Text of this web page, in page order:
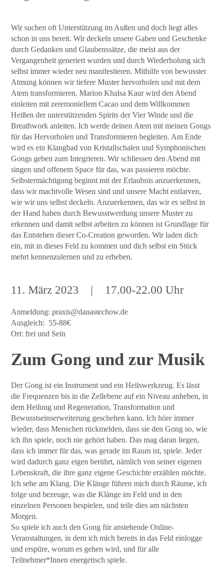
Wir suchen oft Unterstützung im Außen und doch liegt alles
schon in uns bereit. Wir deckeln unsere Gaben und Geschenke
durch Gedanken und Glaubenssätze, die meist aus der
Vergangenheit generiert wurden und durch Wiederholung sich
selbst immer wieder neu manifestieren. Mithilfe von bewusster
Atmung können wir tiefere Muster hervorholen und mit dem
Atem transformieren. Marion Khalsa Kaur wird den Abend
einleiten mit zeremoniellem Cacao und dem Willkommen
Heißen der unterstützenden Spirits der Vier Winde und die
Breathwork anleiten. Ich werde deinen Atem mit meinen Gongs
für das Hervorholen und Transformieren begleiten. Am Ende
wird es ein Klangbad von Kristallschalen und Symphonischen
Gongs geben zum Integrieren. Wir schliessen den Abend mit
singen und offenem Space für das, was passieren möchte.
Selbstermächtigung beginnt mit der Erlaubnis anzuerkennen,
dass wir machtvolle Wesen sind und unsere Macht entlarven,
wie wir uns selbst deckeln. Anzuerkennen, das wir es selbst in
der Hand haben durch Bewusstwerdung unsere Muster zu
erkennen und damit selbst arbeiten zu können ist Grundlage für
das Entstehen dieser Co-Creation geworden. Wir laden dich
ein, mit in dieses Feld zu kommen und dich selbst ein Stück
mehrt kennenzulernen und zu erheben.
11. März 2023 | 17.00-22.00 Uhr
Anmeldung:praxis@danastechow.de
Ausgleich: 55-88€
Ort: frei und Sein
Zum Gong und zur Musik
Der Gong ist ein Instrument und ein Heilswerkzeug. Es lässt
die Frequenzen bis in die Zellebene auf ein Niveau anheben, in
dem Heilung und Regeneration, Transformation und
Bewusstseinserweiterung geschehen kann. Ich höre immer
wieder, dass Menschen rückmelden, dass sie den Gong so, wie
ich ihn spiele, noch nie gehört haben. Das mag daran liegen,
dass ich immer für das, was gerade im Raum ist, spiele. Jeder
wird dadurch ganz eigen berührt, nämlich von seiner eigenen
Lebenskraft, die ihre ganz eigene Geschichte erzählen möchte.
Ich sehe am Klang. Die Klänge führen mich durch Räume, ich
folge und bezeuge, was die Klänge im Feld und in den
einzelnen Personen bespielen, und teile dies am nächsten
Morgen.
So spiele ich auch den Gong für anstehende Online-
Veranstaltungen, in dem ich mich bereits in das Feld einlogge
und erspüre, worum es gehen wird, und für alle
Teilnehmer*Innen energetisch spiele.